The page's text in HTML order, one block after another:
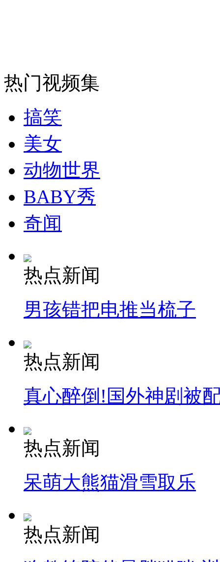
热门视频集
搞笑
美女
动物世界
BABY秀
奇闻
热点新闻
男孩错把电推当梳子
热点新闻
真心醉倒!国外神剧被
热点新闻
呆萌大熊猫滑雪取乐
热点新闻